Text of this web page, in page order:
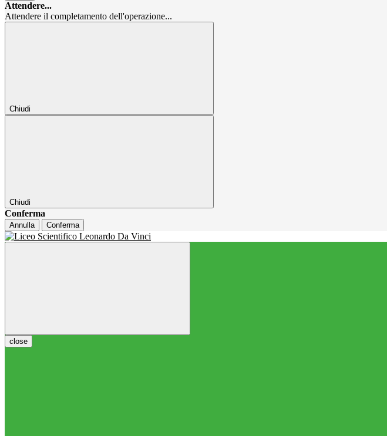
Attendere...
Attendere il completamento dell'operazione...
Chiudi
Chiudi
Conferma
Annulla Conferma
close